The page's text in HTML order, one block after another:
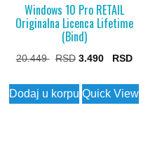
Windows 10 Pro RETAIL
Originalna Licenca Lifetime
(Bind)
20.449
Original
was:
3.490
is:
Dodaj u korpu Quick View